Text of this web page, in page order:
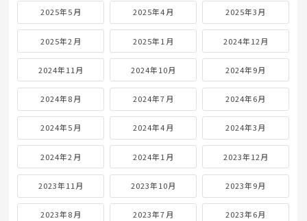
2025年5月 2025年4月 2025年3月
2025年2月 2025年1月 2024年12月
2024年11月 2024年10月 2024年9月
2024年8月 2024年7月 2024年6月
2024年5月 2024年4月 2024年3月
2024年2月 2024年1月 2023年12月
2023年11月 2023年10月 2023年9月
2023年8月 2023年7月 2023年6月